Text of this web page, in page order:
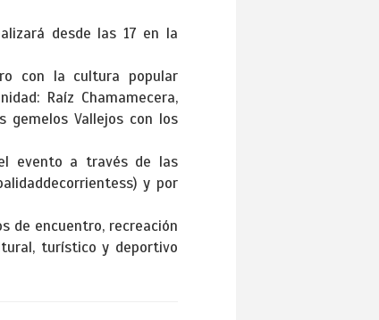
desde las 17 en la
con la cultura popular
Raíz Chamamecera,
gemelos Vallejos con los
evento a través de las
y por
de encuentro, recreación
turístico y deportivo